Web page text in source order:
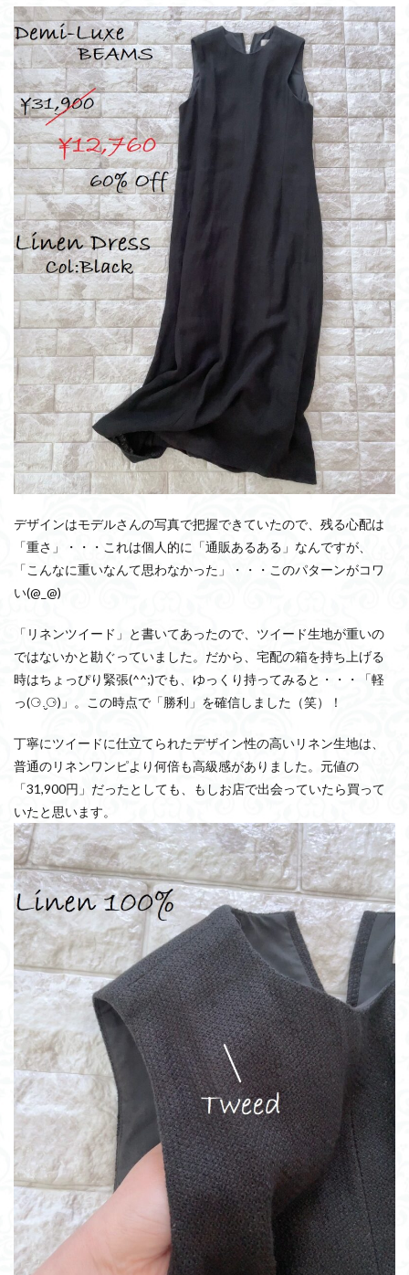
デザインはモデルさんの写真で把握できていたので、残る心配は
「重さ」・・・これは個人的に「通販あるある」なんですが、
「こんなに重いなんて思わなかった」・・・このパターンがコワ
い(@_@)
「リネンツイード」と書いてあったので、ツイード生地が重いの
ではないかと勘ぐっていました。だから、宅配の箱を持ち上げる
時はちょっぴり緊張(^^;)でも、ゆっくり持ってみると・・・「軽
っ(⚆.̮⚆)」。この時点で「勝利」を確信しました（笑）！
丁寧にツイードに仕立てられたデザイン性の高いリネン生地は、
普通のリネンワンピより何倍も高級感がありました。元値の
「31,900円」だったとしても、もしお店で出会っていたら買って
いたと思います。